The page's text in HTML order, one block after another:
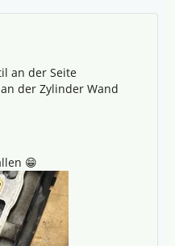
an der Seite
der Zylinder Wand
😁